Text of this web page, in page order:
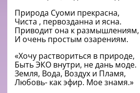
Природа Суоми прекрасна,
Чиста , первозданна и ясна.
Приводит она к размышлениям,
И очень простым озарениям.
«Хочу раствориться в природе,
Быть ЭКО внутри, не дань моде.
Земля, Вода, Воздух и Пламя,
Любовь- как эфир. Мое знамя.»